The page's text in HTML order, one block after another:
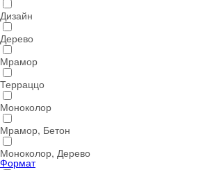
Дизайн
Дерево
Мрамор
Терраццо
Моноколор
Мрамор, Бетон
Моноколор, Дерево
Формат